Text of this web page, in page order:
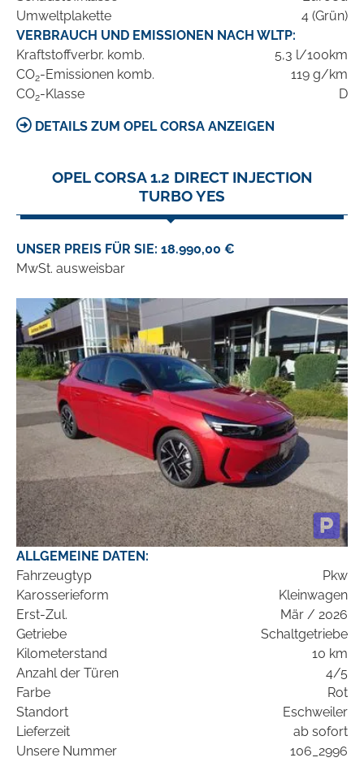
Umweltplakette
4 (Grün)
VERBRAUCH UND EMISSIONEN NACH WLTP:
Kraftstoffverbr. komb.
5,3 l/100km
CO2-Emissionen komb.
119 g/km
CO2-Klasse D
DETAILS ZUM OPEL CORSA ANZEIGEN
OPEL CORSA 1.2 DIRECT INJECTION
TURBO YES
UNSER PREIS FÜR SIE: 18.990,00 €
MwSt. ausweisbar
ALLGEMEINE DATEN:
Fahrzeugtyp
Pkw
Karosserieform
Kleinwagen
Erst-Zul.
Mär / 2026
Getriebe
Schaltgetriebe
Kilometerstand
10 km
Anzahl der Türen
4/5
Farbe
Rot
Standort
Eschweiler
Lieferzeit
ab sofort
Unsere Nummer
106_2996